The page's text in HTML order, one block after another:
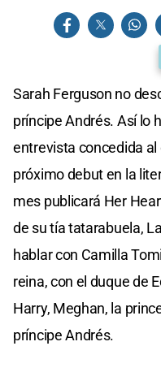
Sarah Ferguson no
príncipe Andrés. Así lo
entrevista concedida al
próximo debut en la
mes publicará Her
de su tía tatarabuela,
hablar con Camilla
reina, con el duque de
Harry, Meghan, la
príncipe Andrés.